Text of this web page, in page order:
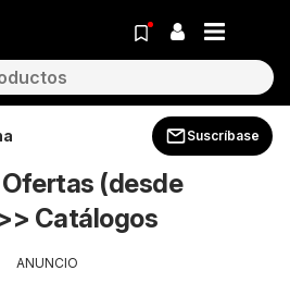
Suscríbase
Ofertas (desde
Catálogos
ANUNCIO